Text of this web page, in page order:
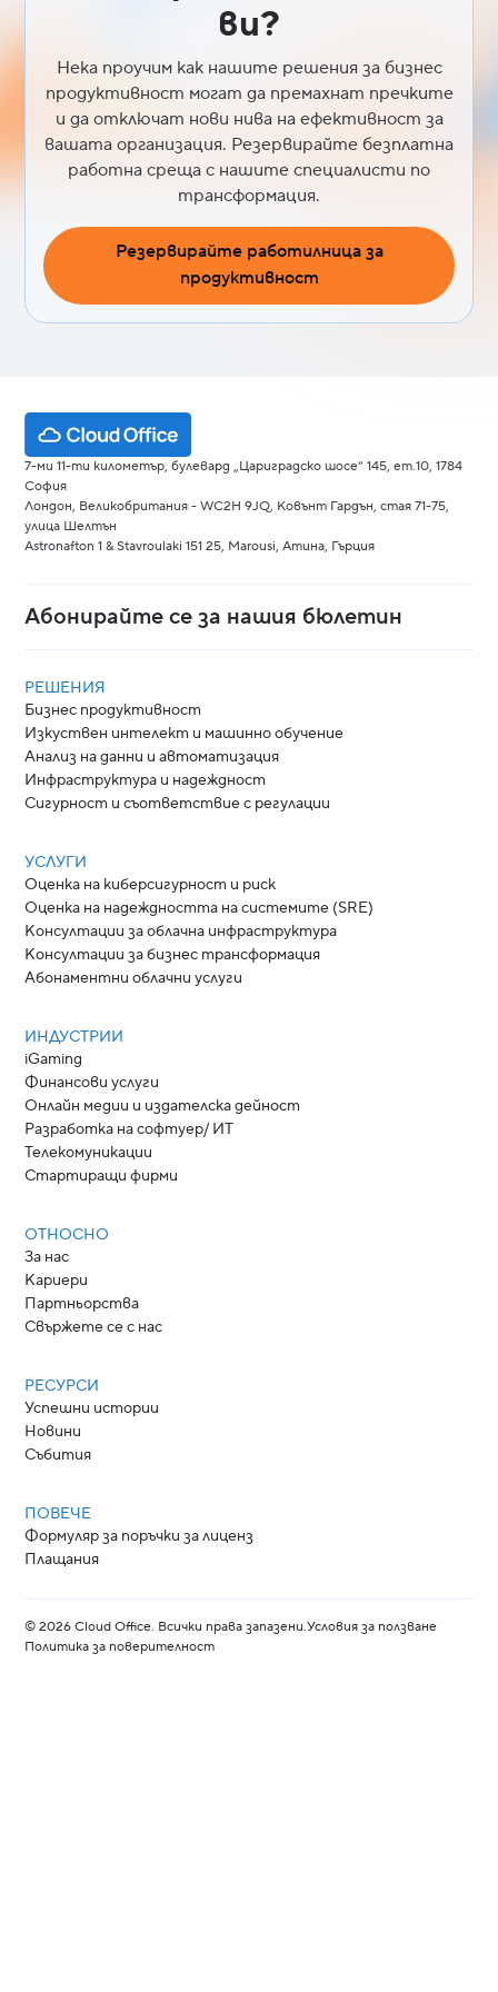
ви?
Нека проучим как нашите решения за бизнес
продуктивност могат да премахнат пречките
и да отключат нови нива на ефективност за
вашата организация. Резервирайте безплатна
работна среща с нашите специалисти по
трансформация.
Резервирайте работилница за
продуктивност
7-ми 11-ти километър, булевард „Цариградско шосе“ 145, ет.10, 1784
София
Лондон, Великобритания - WC2H 9JQ, Ковънт Гардън, стая 71-75,
улица Шелтън
Astronafton 1 & Stavroulaki 151 25, Marousi, Атина, Гърция
Абонирайте се за нашия бюлетин
РЕШЕНИЯ
Бизнес продуктивност
Изкуствен интелект и машинно обучение
Анализ на данни и автоматизация
Инфраструктура и надеждност
Сигурност и съответствие с регулации
УСЛУГИ
Оценка на киберсигурност и риск
Оценка на надеждността на системите (SRE)
Консултации за облачна инфраструктура
Консултации за бизнес трансформация
Абонаментни облачни услуги
ИНДУСТРИИ
iGaming
Финансови услуги
Онлайн медии и издателска дейност
Разработка на софтуер/ ИТ
Телекомуникации
Стартиращи фирми
ОТНОСНО
За нас
Кариери
Партньорства
Свържете се с нас
РЕСУРСИ
Успешни истории
Новини
Събития
ПОВЕЧЕ
Формуляр за поръчки за лиценз
Плащания
©2026 Cloud Office. Всички права запазени.Условия за ползване
Политика за поверителност